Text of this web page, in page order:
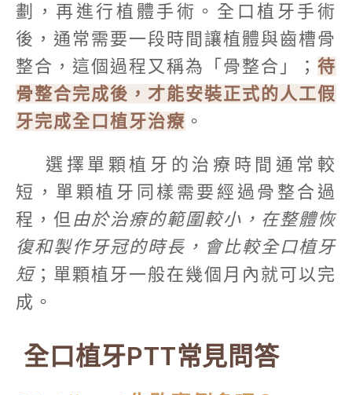
劃，再進行植體手術。全口植牙手術
後，通常需要一段時間讓植體與齒槽骨
整合，這個過程又稱為「骨整合」； 待
骨整合完成後，才能安裝正式的人工假
牙完成全口植牙治療 。
選擇單顆植牙的治療時間通常較
短，單顆植牙同樣需要經過骨整合過
程，但 由於治療的範圍較小，在整體恢
復和製作牙冠的時長，會比較全口植牙
短 ；單顆植牙一般在幾個月內就可以完
成。
全口植牙PTT常見問答